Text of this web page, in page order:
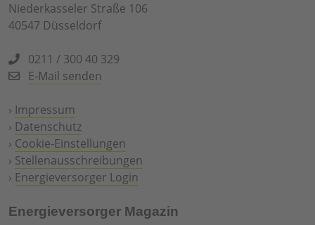
Niederkasseler Straße 106
40547 Düsseldorf
0211 / 300 40 329
E-Mail senden
› Impressum
› Datenschutz
› Cookie-Einstellungen
› Stellenausschreibungen
› Energieversorger Login
Energieversorger Magazin